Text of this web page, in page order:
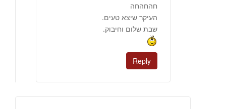
חהחהחה
העיקר שיצא טעים.
שבת שלום וחיבוק.
Reply